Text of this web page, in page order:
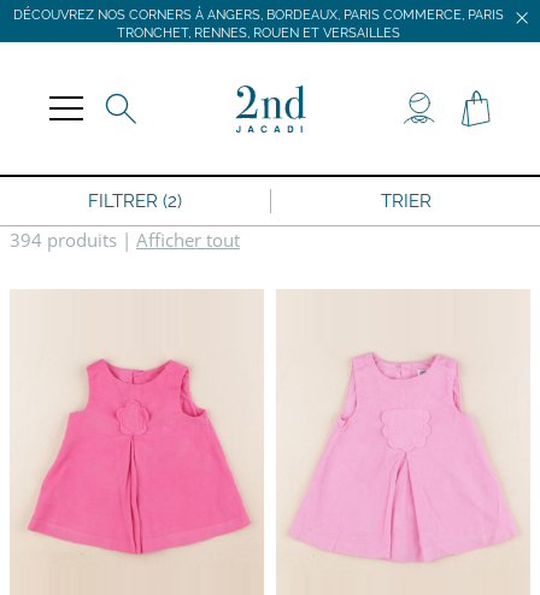
DÉCOUVREZ NOS CORNERS À ANGERS, BORDEAUX, PARIS COMMERCE, PARIS
TRONCHET, RENNES, ROUEN ET VERSAILLES
DÉCOUVREZ NOS CORNERS À ANGERS, BORDEAUX, PARIS COMMERCE, PARIS
TRONCHET, RENNES, ROUEN ET VERSAILLES
FILTRER (2) TRIER
394 produits | Afficher tout